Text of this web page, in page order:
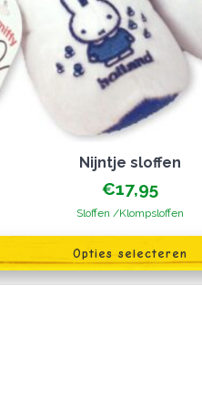
Nijntje sloffen
€17,95
Sloffen /Klompsloffen
Opties selecteren